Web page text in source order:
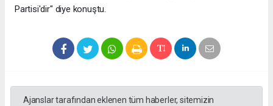
Partisi'dir" diye konuştu.
Ajanslar tarafından eklenen tüm haberler, sitemizin